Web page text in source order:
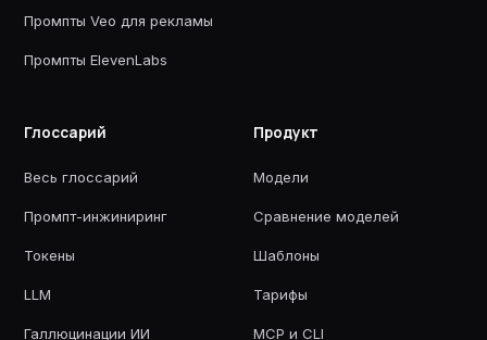
Промпты Veo для рекламы
Промпты ElevenLabs
Глоссарий
Весь глоссарий
Промпт-инжиниринг
Токены
LLM
Галлюцинации ИИ
Продукт
Модели
Сравнение моделей
Шаблоны
Тарифы
MCP и CLI